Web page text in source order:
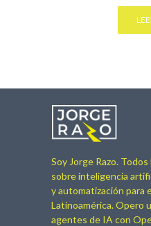
Soy Jorge Razo.
sobre inteligencia
y automatización para
Latinoamérica. Opero
agentes de IA con